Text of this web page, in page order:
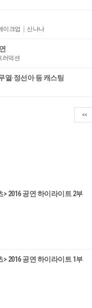
이크업 | 신나나
러덕션
열·정선아 등 캐스팅
<<
> 2016 공연 하이라이트 2부
> 2016 공연 하이라이트 1부